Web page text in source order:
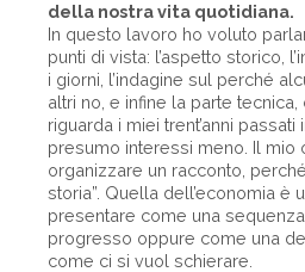
della nostra vita quotidiana.
In questo lavoro ho voluto
punti di vista: l’aspetto storico,
i giorni, l’indagine sul perché
altri no, e infine la parte
riguarda i miei trent’anni passati
presumo interessi meno. Il mio
organizzare un racconto,
storia”. Quella dell’economia è
presentare come una
progresso oppure come una
come ci si vuol schierare.